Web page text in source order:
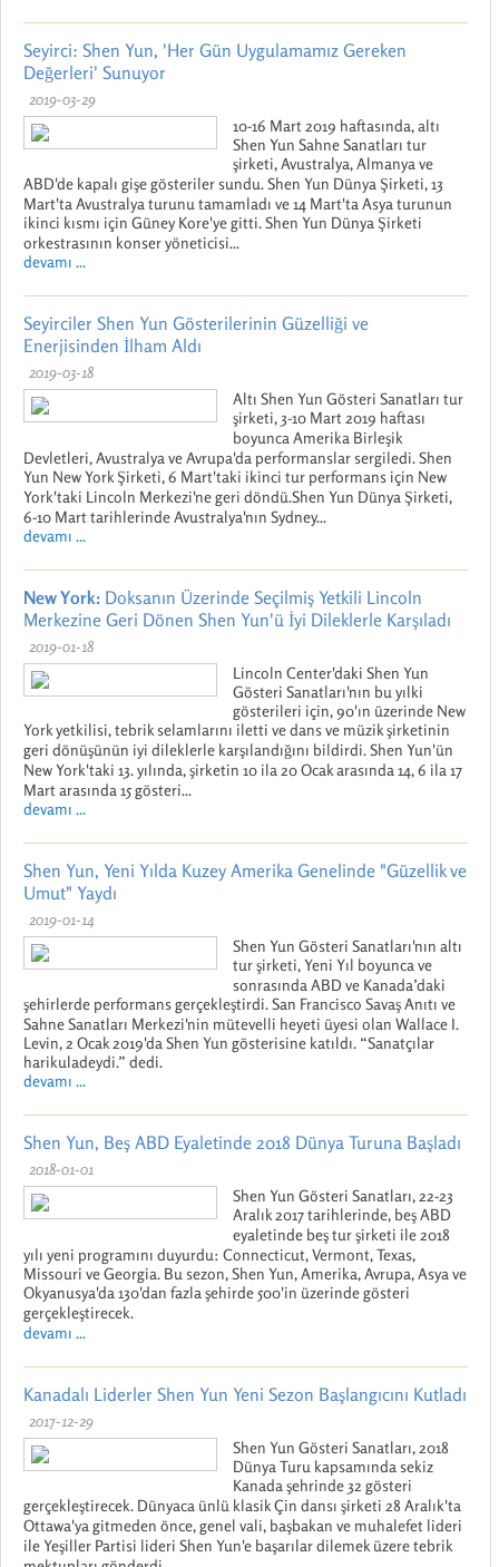
Seyirci: Shen Yun, 'Her Gün Uygulamamız Gereken
Değerleri' Sunuyor
2019-03-29
10-16 Mart 2019 haftasında, altı
Shen Yun Sahne Sanatları tur
şirketi, Avustralya, Almanya ve
ABD'de kapalı gişe gösteriler sundu. Shen Yun Dünya Şirketi, 13
Mart'ta Avustralya turunu tamamladı ve 14 Mart'ta Asya turunun
ikinci kısmı için Güney Kore'ye gitti. Shen Yun Dünya Şirketi
orkestrasının konser yöneticisi...
devamı ...
Seyirciler Shen Yun Gösterilerinin Güzelliği ve
Enerjisinden İlham Aldı
2019-03-18
Altı Shen Yun Gösteri Sanatları tur
şirketi, 3-10 Mart 2019 haftası
boyunca Amerika Birleşik
Devletleri, Avustralya ve Avrupa'da performanslar sergiledi. Shen
Yun New York Şirketi, 6 Mart'taki ikinci tur performans için New
York'taki Lincoln Merkezi'ne geri döndü.Shen Yun Dünya Şirketi,
6-10 Mart tarihlerinde Avustralya'nın Sydney...
devamı ...
New York: Doksanın Üzerinde Seçilmiş Yetkili Lincoln
Merkezine Geri Dönen Shen Yun'ü İyi Dileklerle Karşıladı
2019-01-18
Lincoln Center'daki Shen Yun
Gösteri Sanatları'nın bu yılki
gösterileri için, 90'ın üzerinde New
York yetkilisi, tebrik selamlarını iletti ve dans ve müzik şirketinin
geri dönüşünün iyi dileklerle karşılandığını bildirdi. Shen Yun'ün
New York'taki 13. yılında, şirketin 10 ila 20 Ocak arasında 14, 6 ila 17
Mart arasında 15 gösteri...
devamı ...
Shen Yun, Yeni Yılda Kuzey Amerika Genelinde "Güzellik ve
Umut" Yaydı
2019-01-14
Shen Yun Gösteri Sanatları'nın altı
tur şirketi, Yeni Yıl boyunca ve
sonrasında ABD ve Kanada’daki
şehirlerde performans gerçekleştirdi. San Francisco Savaş Anıtı ve
Sahne Sanatları Merkezi'nin mütevelli heyeti üyesi olan Wallace I.
Levin, 2 Ocak 2019'da Shen Yun gösterisine katıldı. “Sanatçılar
harikuladeydi.” dedi.
devamı ...
Shen Yun, Beş ABD Eyaletinde 2018 Dünya Turuna Başladı
2018-01-01
Shen Yun Gösteri Sanatları, 22-23
Aralık 2017 tarihlerinde, beş ABD
eyaletinde beş tur şirketi ile 2018
yılı yeni programını duyurdu: Connecticut, Vermont, Texas,
Missouri ve Georgia. Bu sezon, Shen Yun, Amerika, Avrupa, Asya ve
Okyanusya'da 130'dan fazla şehirde 500'in üzerinde gösteri
gerçekleştirecek.
devamı ...
Kanadalı Liderler Shen Yun Yeni Sezon Başlangıcını Kutladı
2017-12-29
Shen Yun Gösteri Sanatları, 2018
Dünya Turu kapsamında sekiz
Kanada şehrinde 32 gösteri
gerçekleştirecek. Dünyaca ünlü klasik Çin dansı şirketi 28 Aralık'ta
Ottawa'ya gitmeden önce, genel vali, başbakan ve muhalefet lideri
ile Yeşiller Partisi lideri Shen Yun'e başarılar dilemek üzere tebrik